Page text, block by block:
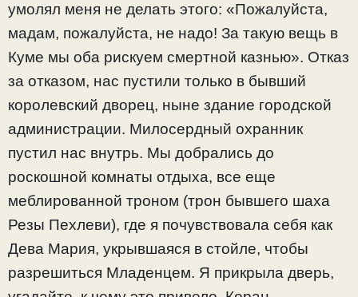
умолял меня не делать этого: «Пожалуйста,
мадам, пожалуйста, не надо! За такую вещь в
Куме мы оба рискуем смертной казнью». Отказ
за отказом, нас пустили только в бывший
королевский дворец, ныне здание городской
администрации. Милосердный охранник
пустил нас внутрь. Мы добрались до
роскошной комнаты отдыха, все еще
меблированной троном (трон бывшего шаха
Резы Пехлеви), где я почувствовала себя как
Дева Мария, укрывшаяся в стойле, чтобы
разрешиться Младенцем. Я прикрыла дверь,